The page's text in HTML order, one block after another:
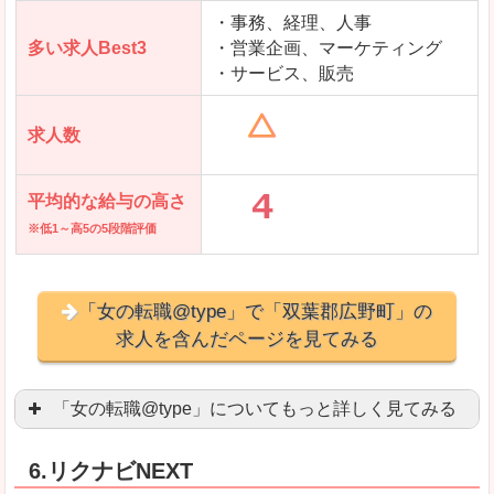
求人を含んだページを見てみる
多い求人Best3
・事務、経理、人事
・営業企画、マーケティング
・サービス、販売
求人数
平均的な給与の高さ
※低1～高5の5段階評価
「女の転職@type」で「双葉郡広野町」の
求人を含んだページを見てみる
「女の転職@type」についてもっと詳しく見てみる
6.リクナビNEXT